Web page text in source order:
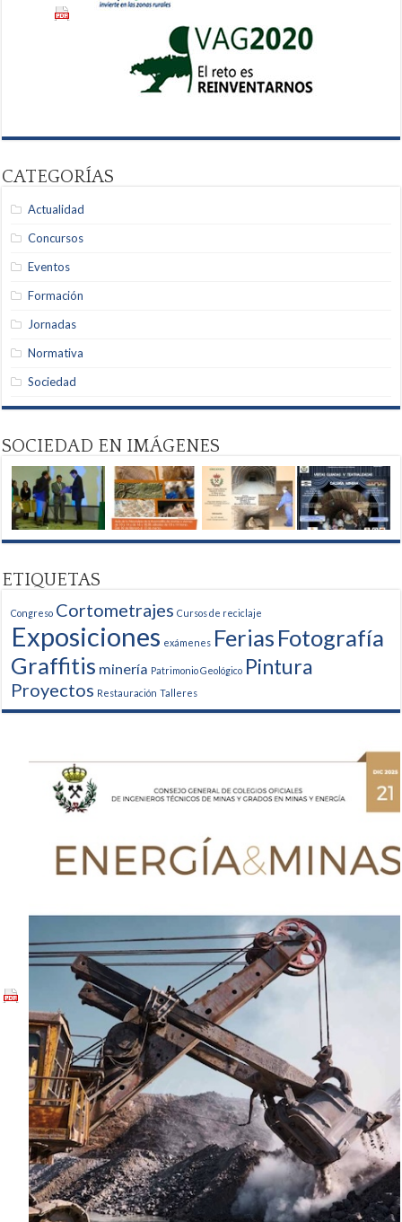
CATEGORÍAS
Actualidad
Concursos
Eventos
Formación
Jornadas
Normativa
Sociedad
SOCIEDAD EN IMÁGENES
ETIQUETAS
Congreso Cortometrajes Cursos de reciclaje
Exposiciones exámenes Ferias Fotografía
Graffitis minería Patrimonio Geológico Pintura
Proyectos Restauración Talleres